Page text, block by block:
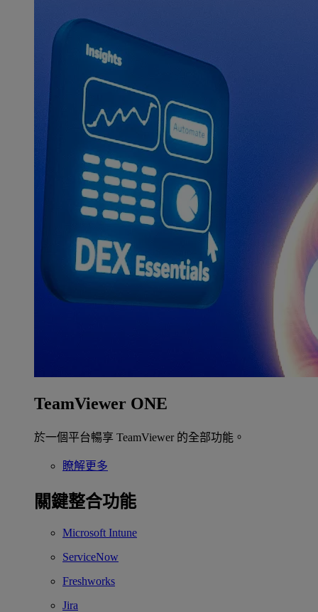
TeamViewer ONE
於一個平台暢享 TeamViewer 的全部功能。
瞭解更多
關鍵整合功能
Microsoft Intune
ServiceNow
Freshworks
Jira